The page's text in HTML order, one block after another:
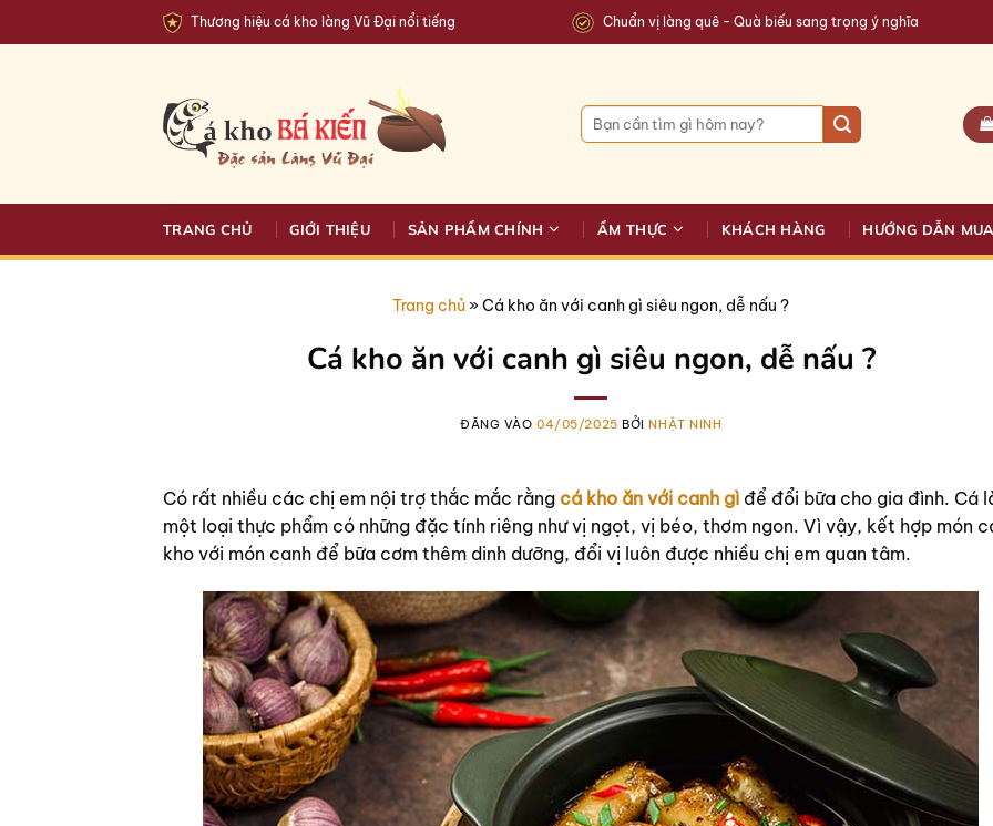
qua
Thương hiệu cá kho làng Vũ Đại nổi tiếng Chuẩn vị làng quê - Quà biếu sang trọng ý nghĩa
Tìm
kiếm:
TRANG CHỦ GIỚI THIỆU SẢN PHẨM CHÍNH ẨM THỰC KHÁCH HÀNG HƯỚNG DẪN
Trang chủ»Cá kho ăn với canh gì siêu ngon, dễ nấu ?
Cá kho ăn với canh gì siêu ngon, dễ nấu ?
ĐĂNG VÀO04/05/2025 BỞINHẬT NINH
Có rất nhiều các chị em nội trợ thắc mắc rằng cá kho ăn với canh gì để đổi bữa cho gia đình. Cá
một loại thực phẩm có những đặc tính riêng như vị ngọt, vị béo, thơm ngon. Vì vậy, kết hợp món
kho với món canh để bữa cơm thêm dinh dưỡng, đổi vị luôn được nhiều chị em quan tâm.